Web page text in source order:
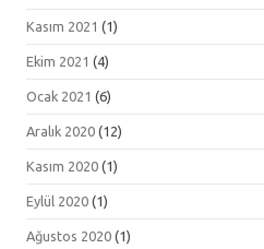
Kasım 2021 (1)
Ekim 2021 (4)
Ocak 2021 (6)
Aralık 2020 (12)
Kasım 2020 (1)
Eylül 2020 (1)
Ağustos 2020 (1)